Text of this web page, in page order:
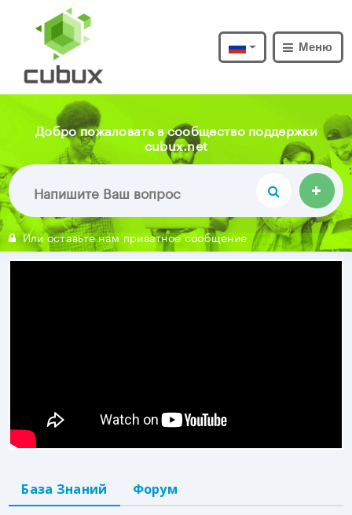
Меню
Добро пожаловать в сообщество поддержки
cubux.net
Или оставьте нам приватное сообщение
База Знаний Форум